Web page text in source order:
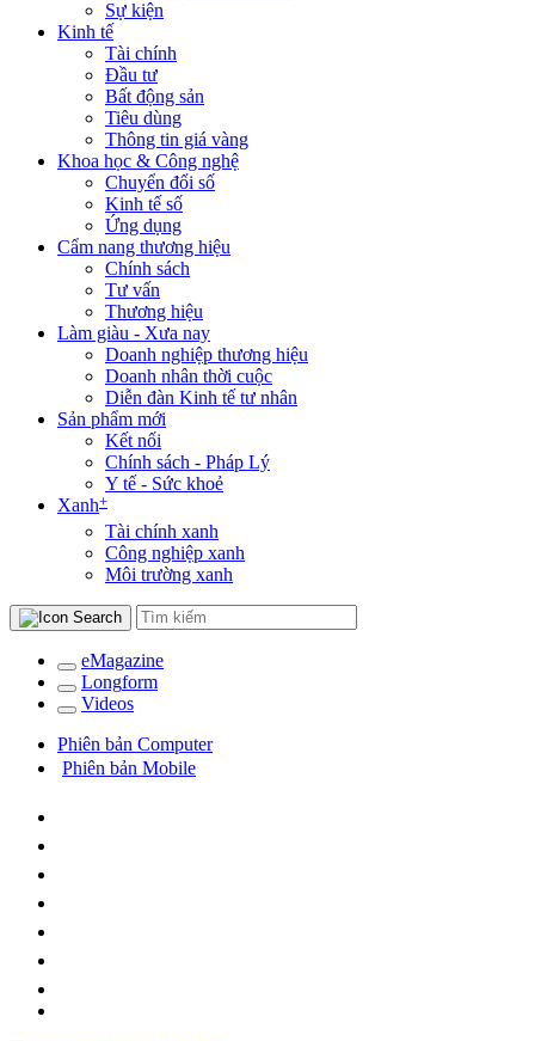
Sự kiện
Kinh tế
Tài chính
Đầu tư
Bất động sản
Tiêu dùng
Thông tin giá vàng
Khoa học & Công nghệ
Chuyển đổi số
Kinh tế số
Ứng dụng
Cẩm nang thương hiệu
Chính sách
Tư vấn
Thương hiệu
Làm giàu - Xưa nay
Doanh nghiệp thương hiệu
Doanh nhân thời cuộc
Diễn đàn Kinh tế tư nhân
Sản phẩm mới
Kết nối
Chính sách - Pháp Lý
Y tế - Sức khoẻ
Xanh+
Tài chính xanh
Công nghiệp xanh
Môi trường xanh
eMagazine
Longform
Videos
Phiên bản Computer
Phiên bản Mobile